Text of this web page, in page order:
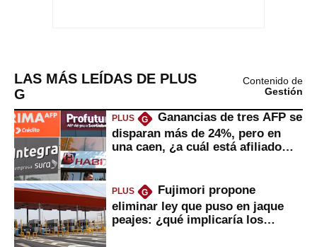
LAS MÁS LEÍDAS DE PLUS
G
Contenido de
Gestión
PLUS G
Ganancias de tres AFP se
disparan más de 24%, pero en
una caen, ¿a cuál está afiliado
PLUS G
Fujimori propone
eliminar ley que puso en jaque
peajes: ¿qué implicaría los